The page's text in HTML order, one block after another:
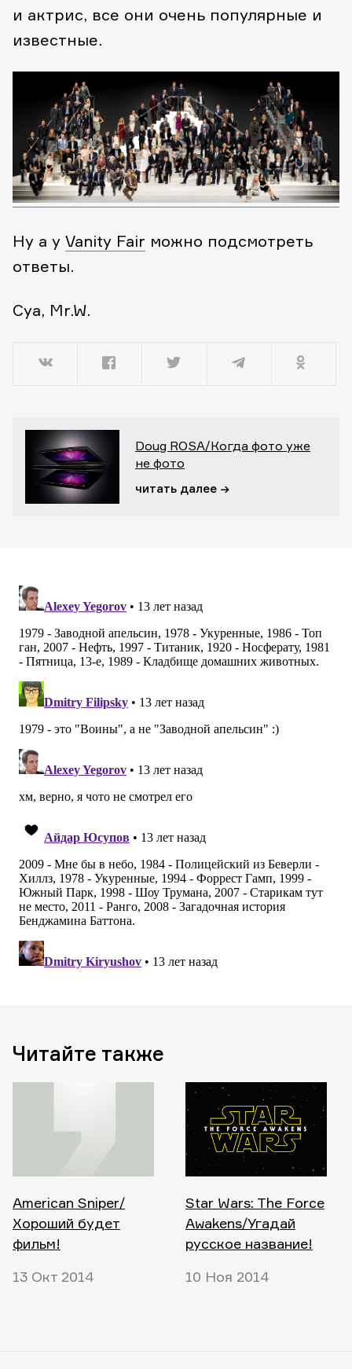
и актрис, все они очень популярные и
известные.
Ну а у Vanity Fair можно подсмотреть
ответы.
Cya, Mr.W.
Doug ROSA/Когда фото уже
не фото
читать далее →
Читайте также
American Sniper/
Хороший будет
фильм!
13 Окт 2014
Star Wars: The Force
Awakens/Угадай
русское название!
10 Ноя 2014